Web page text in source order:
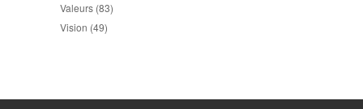
Valeurs (83)
Vision (49)